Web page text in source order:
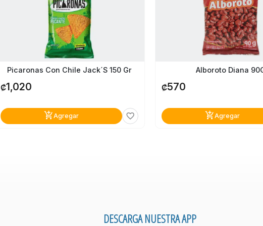
Picaronas Con Chile Jack´s 150 Gr
₡1,020
add_shopping_cartAgregar favorite_border
Alboroto Diana
₡570
add_shopping_cartAgregar
DESCARGA NUESTRA APP